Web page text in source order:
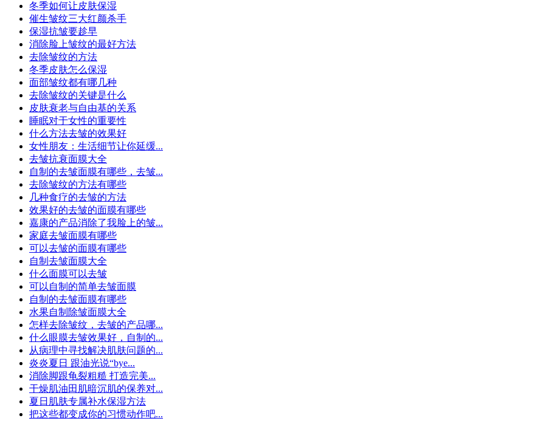
冬季如何让皮肤保湿
催生皱纹三大红颜杀手
保湿抗皱要趁早
消除脸上皱纹的最好方法
去除皱纹的方法
冬季皮肤怎么保湿
面部皱纹都有哪几种
去除皱纹的关键是什么
皮肤衰老与自由基的关系
睡眠对于女性的重要性
什么方法去皱的效果好
女性朋友：生活细节让你延缓...
去皱抗衰面膜大全
自制的去皱面膜有哪些，去皱...
去除皱纹的方法有哪些
几种食疗的去皱的方法
效果好的去皱的面膜有哪些
嘉康的产品消除了我脸上的皱...
家庭去皱面膜有哪些
可以去皱的面膜有哪些
自制去皱面膜大全
什么面膜可以去皱
可以自制的简单去皱面膜
自制的去皱面膜有哪些
水果自制除皱面膜大全
怎样去除皱纹，去皱的产品哪...
什么眼膜去皱效果好，自制的...
从病理中寻找解决肌肤问题的...
炎炎夏日 跟油光说“bye...
消除脚跟龟裂粗糙 打造完美...
干燥肌油田肌暗沉肌的保养对...
夏日肌肤专属补水保湿方法
把这些都变成你的习惯动作吧...